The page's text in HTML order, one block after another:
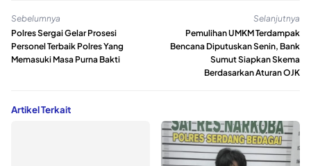
Sebelumnya
Polres Sergai Gelar Prosesi
Personel Terbaik Polres Yang
Memasuki Masa Purna Bakti
Selanjutnya
Pemulihan UMKM Terdampak
Bencana Diputuskan Senin, Bank
Sumut Siapkan Skema
Berdasarkan Aturan OJK
Artikel Terkait